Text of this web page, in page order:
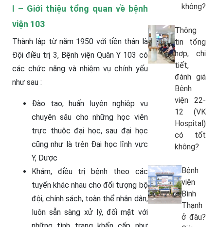
I – Giới thiệu tổng quan về bệnh
viện 103
Thành lập từ năm 1950 với tiền thân là
Đội điều trị 3, Bệnh viện Quân Y 103 có
các chức năng và nhiệm vụ chính yếu
như sau :
Đào tạo, huấn luyện nghiệp vụ
chuyên sâu cho những học viên
trực thuộc đại học, sau đại học
cũng như là trên Đại học lĩnh vực
Y, Dược
Khám, điều trị bệnh theo các
tuyến khác nhau cho đối tượng bộ
đội, chính sách, toàn thể nhân dân,
luôn sẵn sàng xử lý, đối mặt với
không?
Thông
tin tổng
hợp, chi
tiết,
đánh giá
Bệnh
viện 22-
12 (VK
Hospital)
có tốt
không?
Bệnh
viện
Bình
Thạnh
ở đâu?